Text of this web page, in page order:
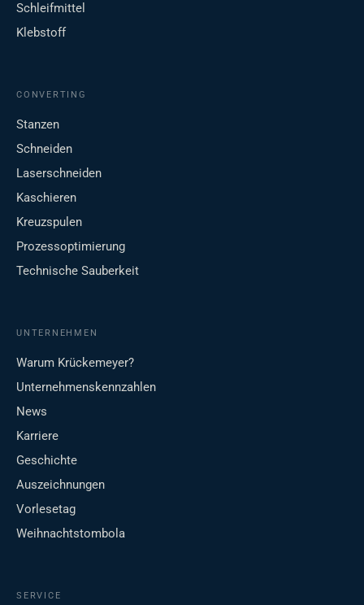
Schleifmittel
Klebstoff
CONVERTING
Stanzen
Schneiden
Laserschneiden
Kaschieren
Kreuzspulen
Prozessoptimierung
Technische Sauberkeit
UNTERNEHMEN
Warum Krückemeyer?
Unternehmenskennzahlen
News
Karriere
Geschichte
Auszeichnungen
Vorlesetag
Weihnachtstombola
SERVICE